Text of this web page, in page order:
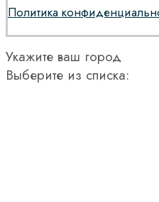
Политика
Укажите ваш город
Выберите из списка: